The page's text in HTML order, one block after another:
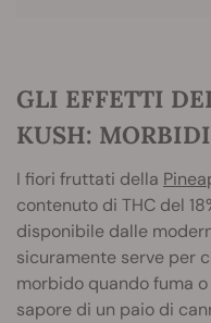
GLI EFFETTI
KUSH:
I fiori fruttati della
contenuto di THC del
disponibile dalle
sicuramente serve per
morbido quando fuma
sapore di un paio di